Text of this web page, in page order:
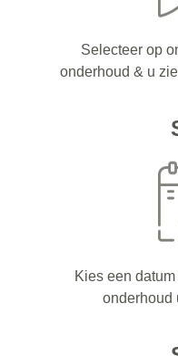
Selecteer op
onderhoud & u
Kies een
onderhoud